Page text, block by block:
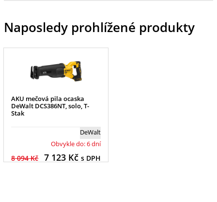
Naposledy prohlížené produkty
AKU mečová pila ocaska
DeWalt DCS386NT, solo, T-
Stak
DeWalt
Obvykle do: 6 dní
8 094 Kč 7 123Kč s DPH